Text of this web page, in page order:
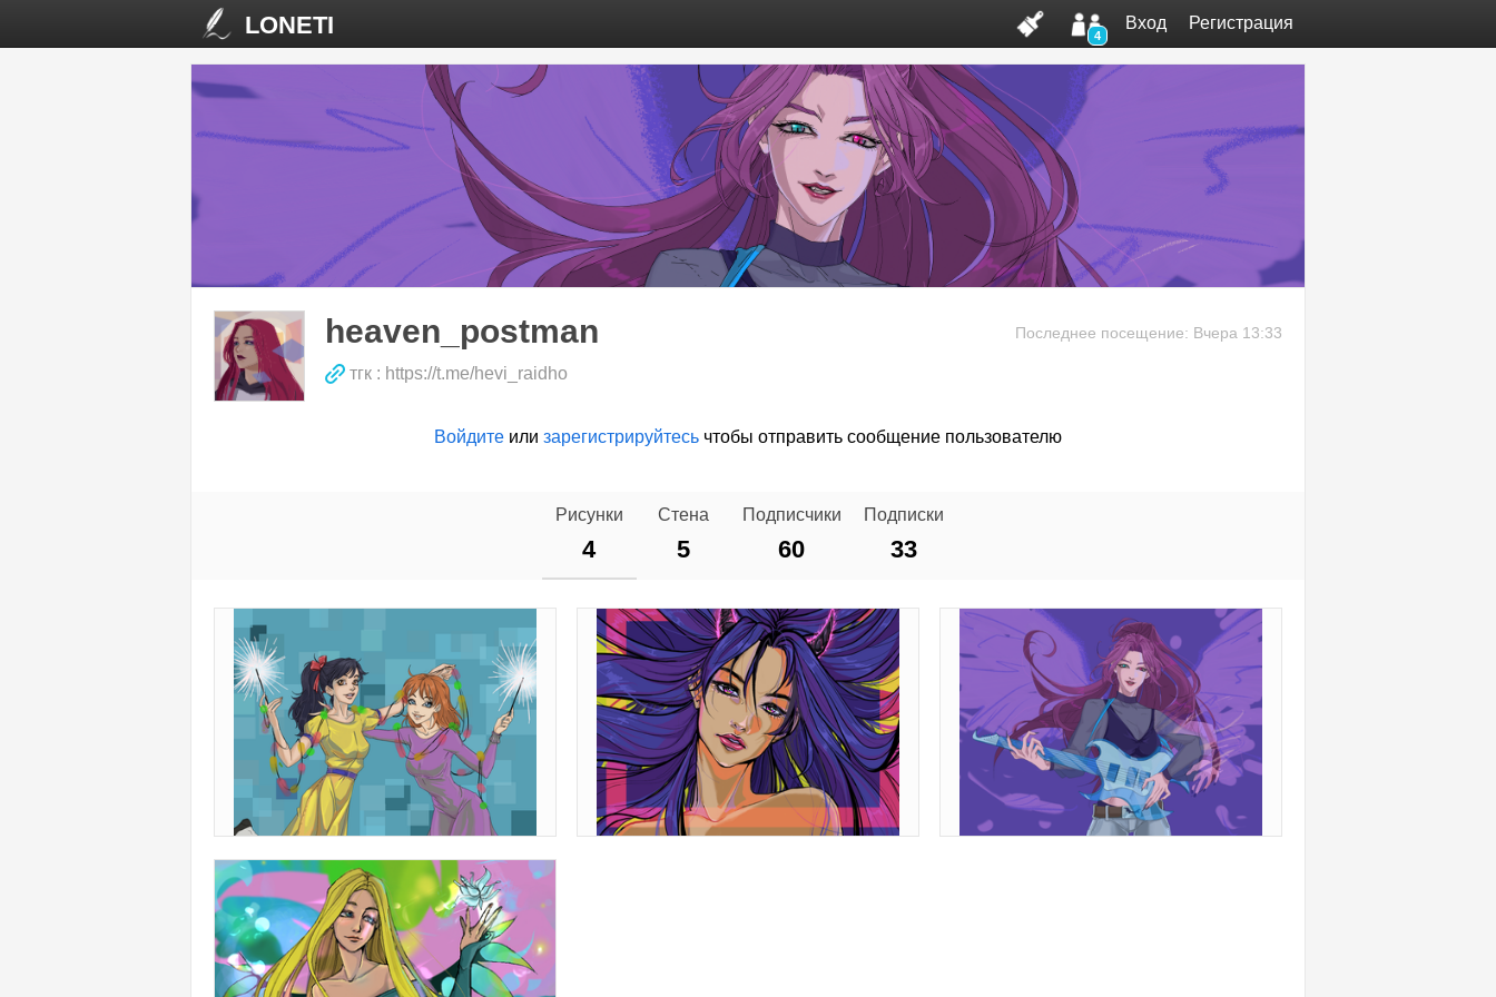
LONETI 4
Вход Регистрация
heaven_postman Последнее посещение: Вчера 13:33
тгк : https://t.me/hevi_raidho
Войдите или зарегистрируйтесь чтобы отправить сообщение пользователю
Рисунки
4
Стена
5
Подписчики
60
Подписки
33